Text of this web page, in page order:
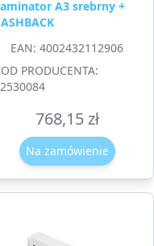
A3 srebrny +
EAN: 4002432112906
PRODUCENTA:
768,15zł
Na zamówienie